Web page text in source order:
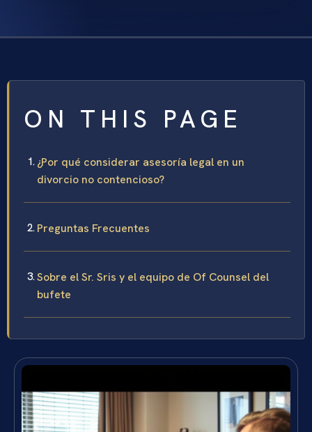
ON THIS PAGE
¿Por qué considerar asesoría legal en un
divorcio no contencioso?
Preguntas Frecuentes
Sobre el Sr. Sris y el equipo de Of Counsel del
bufete